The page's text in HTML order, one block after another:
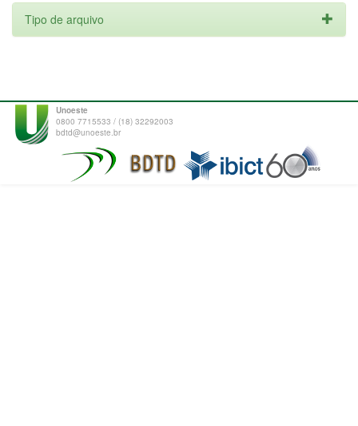
Tipo de arquivo
Unoeste
0800 7715533 / (18) 32292003
bdtd@unoeste.br